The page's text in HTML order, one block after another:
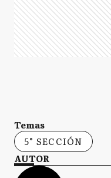
Temas
5° SECCIÓN
AUTOR